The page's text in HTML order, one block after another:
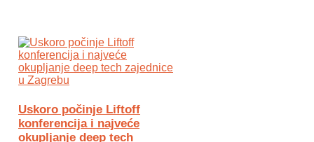
Uskoro počinje Liftoff
konferencija i najveće
okupljanje deep tech